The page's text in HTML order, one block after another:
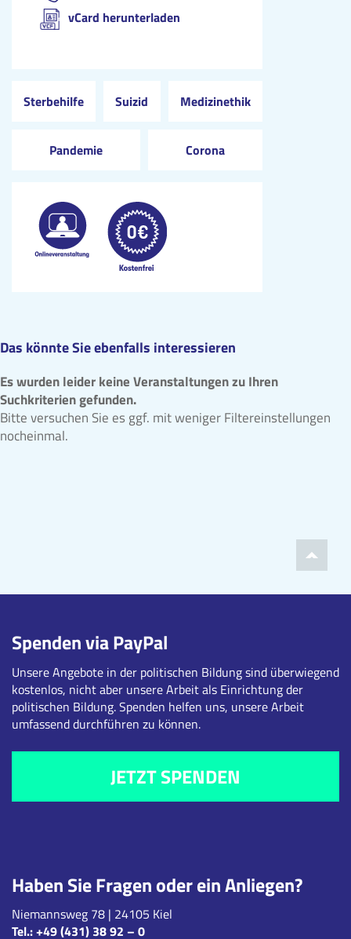
vCard herunterladen
Sterbehilfe Suizid Medizinethik
Pandemie Corona
Das könnte Sie ebenfalls interessieren
Es wurden leider keine Veranstaltungen zu Ihren
Suchkriterien gefunden.
Bitte versuchen Sie es ggf. mit weniger Filtereinstellungen
nocheinmal.
Haben Sie Fragen oder ein Anliegen?
Niemannsweg 78 | 24105 Kiel
Tel.:+49 (431) 38 92 – 0
Spenden via PayPal
Unsere Angebote in der politischen Bildung sind überwiegend
kostenlos, nicht aber unsere Arbeit als Einrichtung der
politischen Bildung. Spenden helfen uns, unsere Arbeit
umfassend durchführen zu können.
JETZT SPENDEN